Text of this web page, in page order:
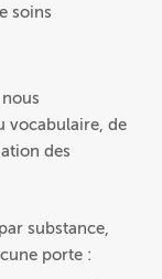
soins
vocabulaire, de
des
substance,
porte :